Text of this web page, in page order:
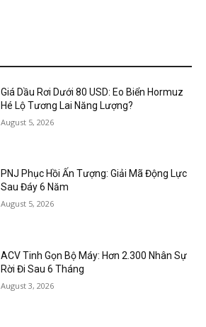
Giá Dầu Rơi Dưới 80 USD: Eo Biển Hormuz
Hé Lộ Tương Lai Năng Lượng?
August 5, 2026
PNJ Phục Hồi Ấn Tượng: Giải Mã Động Lực
Sau Đáy 6 Năm
August 5, 2026
ACV Tinh Gọn Bộ Máy: Hơn 2.300 Nhân Sự
Rời Đi Sau 6 Tháng
August 3, 2026